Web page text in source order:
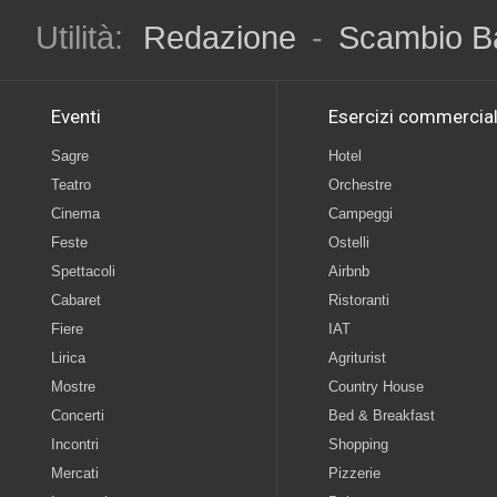
Utilità: Redazione - Scambio
Eventi
Sagre
Teatro
Cinema
Feste
Spettacoli
Cabaret
Fiere
Lirica
Mostre
Concerti
Incontri
Mercati
Esercizi
Hotel
Orchestre
Campeggi
Ostelli
Airbnb
Ristoranti
IAT
Agriturist
Country House
Bed & Breakfast
Shopping
Pizzerie